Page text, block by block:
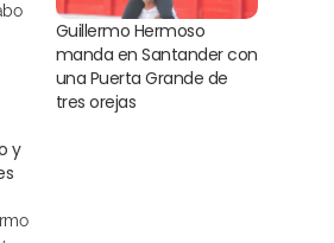
Guillermo Hermoso
manda en Santander con
una Puerta Grande de
tres orejas
y